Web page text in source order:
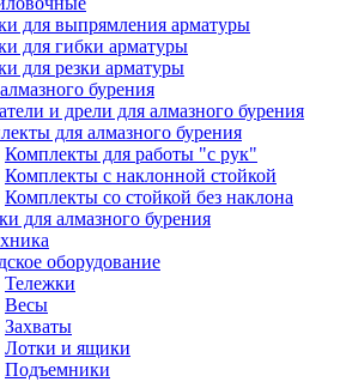
для выпрямления арматуры
для гибки арматуры
для резки арматуры
бурения
и дрели для алмазного бурения
для алмазного бурения
Комплекты для работы "с рук"
Комплекты с наклонной стойкой
Комплекты со стойкой без наклона
для алмазного бурения
оборудование
Тележки
Весы
Захваты
Лотки и ящики
Подъемники